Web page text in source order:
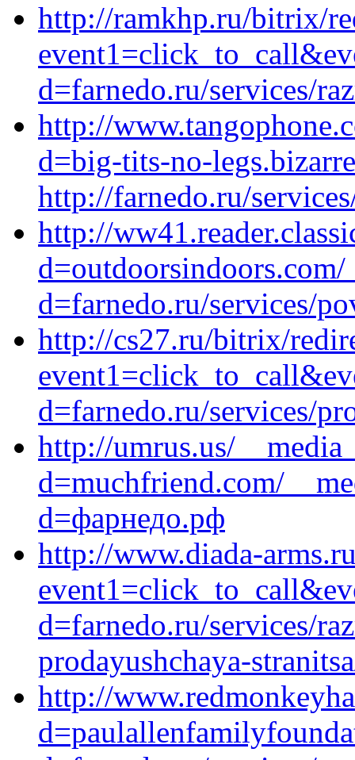
http://ramkhp.ru/bitrix/
d=farnedo.ru/services/
http://
d=big-tits-no-
http://farnedo.ru/
http://
d=farnedo.ru/services/
http://cs27.ru/bitrix/
d=farnedo.ru/services/
http://umrus.us/
d=muchfriend.com/
d=фарнедо.рф
http://www.diada-
d=farnedo.ru/services/
prodayushchaya-
http://